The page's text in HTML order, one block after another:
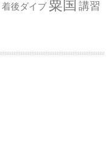
着後ダイブ 粟国 講習